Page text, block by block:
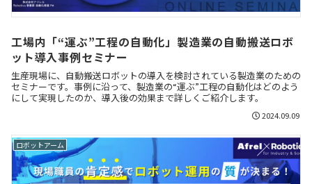
工場内「“運ぶ”工程の自動化」製造業の自動搬送ロボ
ット導入事例セミナー
生産現場に、自動搬送ロボットの導入を検討されている製造業のための
セミナーです。事例に沿って、製造業の“運ぶ”工程の自動化はどのよう
にして実現したのか、導入後の効果まで詳しくご紹介します。
2024.09.09
ロボットアーム